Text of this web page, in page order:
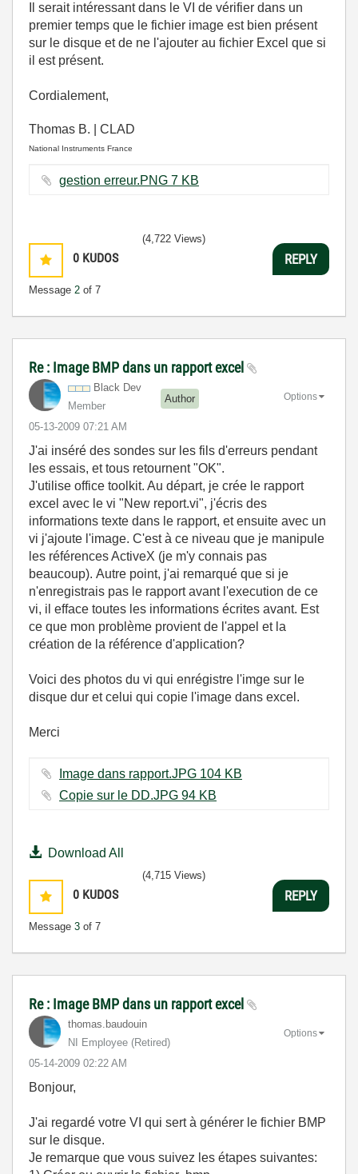
Il serait intéressant dans le VI de vérifier dans un
premier temps que le fichier image est bien présent
sur le disque et de ne l'ajouter au fichier Excel que si
il est présent.
Cordialement,
Thomas B. | CLAD
National Instruments France
gestion erreur.PNG ‏7 KB
0 KUDOS
Message 2 of 7
(4,722 Views)
REPLY
Re : Image BMP dans un rapport excel
Black Dev
Member
Author
‎05-13-2009 07:21 AM
Options
J'ai inséré des sondes sur les fils d'erreurs pendant
les essais, et tous retournent "OK".
J'utilise office toolkit. Au départ, je crée le rapport
excel avec le vi "New report.vi", j'écris des
informations texte dans le rapport, et ensuite avec un
vi j'ajoute l'image. C'est à ce niveau que je manipule
les références ActiveX (je m'y connais pas
beaucoup). Autre point, j'ai remarqué que si je
n'enregistrais pas le rapport avant l'execution de ce
vi, il efface toutes les informations écrites avant. Est
ce que mon problème provient de l'appel et la
création de la référence d'application?
Voici des photos du vi qui enrégistre l'imge sur le
disque dur et celui qui copie l'image dans excel.
Merci
Image dans rapport.JPG ‏104 KB
Copie sur le DD.JPG ‏94 KB
Download All
0 KUDOS
Message 3 of 7
(4,715 Views)
REPLY
Re : Image BMP dans un rapport excel
thomas.baudouin
NI Employee (retired)
‎05-14-2009 02:22 AM
Options
Bonjour,
J'ai regardé votre VI qui sert à générer le fichier BMP
sur le disque.
Je remarque que vous suivez les étapes suivantes: